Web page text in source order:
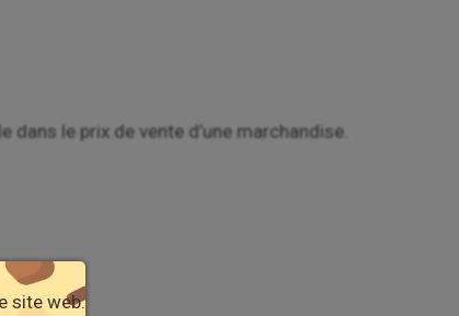
le prix de vente d’une marchandise.
site web.